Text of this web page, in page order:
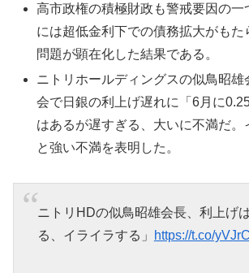
高市政権の積極財政も警戒要因の一
には超低金利下での債務拡大がもた
問題が顕在化した結果である。
ニトリホールディングスの似鳥昭雄
会で日銀の利上げ遅れに「6月に
はあるが遅すぎる、大いに不満だ。
と強い不満を表明した。
ニトリHDの似鳥昭雄会長、利上げ
る、イライラする」
https://t.co/